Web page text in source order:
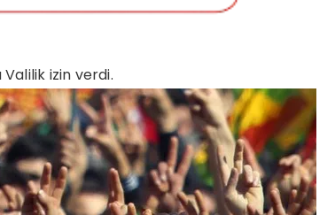
izin verdi.